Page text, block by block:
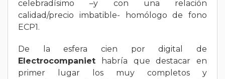
celebradísimo –y con una relación
calidad/precio imbatible- homólogo de fono
ECP1.
De la esfera cien por digital de
Electrocompaniet habría que destacar en
primer lugar los muy completos y